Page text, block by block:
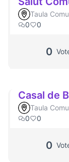
Taula
0
0
0
Casal de
Taula
0
0
0